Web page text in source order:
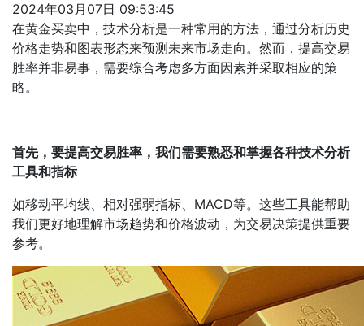
2024年03月07日 09:53:45
在黄金买卖中，技术分析是一种常用的方法，通过分析历史
价格走势和图表形态来预测未来市场走向。然而，提高交易
胜率并非易事，需要综合考虑多方面因素并采取相应的策
略。
首先，要提高交易胜率，我们需要熟悉和掌握各种技术分析
工具和指标
如移动平均线、相对强弱指标、MACD等。这些工具能帮助
我们更好地理解市场趋势和价格波动，为交易决策提供重要
参考。